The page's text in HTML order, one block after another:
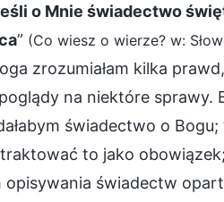
o Mnie świadectwo
” (Co wiesz o wierze? w:
zrozumiałam kilka
na niektóre
świadectwo o
to jako
opisywania świadectw